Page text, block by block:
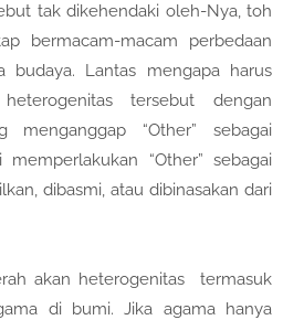
tak dikehendaki oleh-Nya, toh
bermacam-macam perbedaan
budaya. Lantas mengapa harus
tersebut dengan
menganggap “Other” sebagai
memperlakukan “Other” sebagai
dibasmi, atau dibinasakan dari
akan heterogenitas termasuk
di bumi. Jika agama hanya